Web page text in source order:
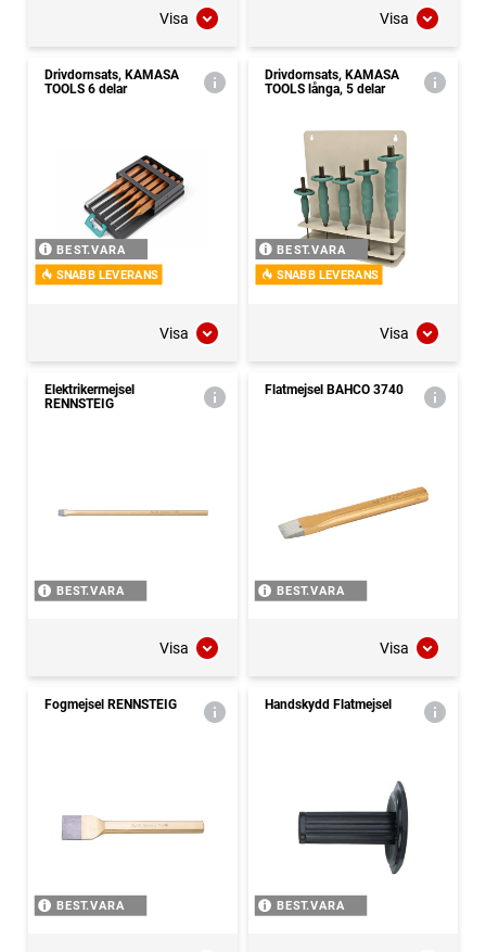
Visa Visa
Drivdornsats, KAMASA
TOOLS 6 delar
BEST.VARA
SNABB LEVERANS
Visa
Drivdornsats, KAMASA
TOOLS långa, 5 delar
BEST.VARA
SNABB LEVERANS
Visa
Elektrikermejsel
RENNSTEIG
BEST.VARA
Visa
Flatmejsel BAHCO 3740
BEST.VARA
Visa
Fogmejsel RENNSTEIG
BEST.VARA
Handskydd Flatmejsel
BEST.VARA